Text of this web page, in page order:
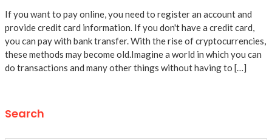
If you want to pay online, you need to register an account and
provide credit card information. If you don't have a credit card,
you can pay with bank transfer. With the rise of cryptocurrencies,
these methods may become old.Imagine a world in which you can
do transactions and many other things without having to […]
Search